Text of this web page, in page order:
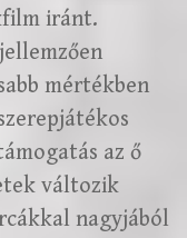
iránt.
mértékben
az ő
változik
nagyjából